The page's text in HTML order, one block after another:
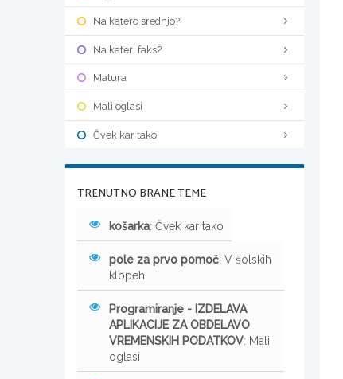
Na katero srednjo?
Na kateri faks?
Matura
Mali oglasi
Čvek kar tako
TRENUTNO BRANE TEME
košarka: Čvek kar tako
pole za prvo pomoč: V šolskih
klopeh
Programiranje - IZDELAVA
APLIKACIJE ZA OBDELAVO
VREMENSKIH PODATKOV: Mali
oglasi